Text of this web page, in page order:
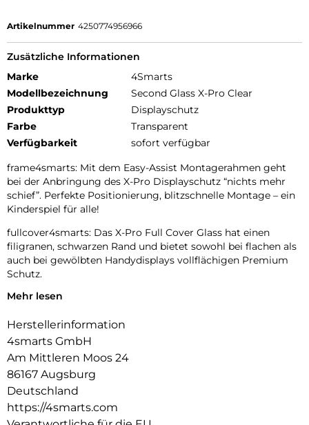
Artikelnummer 4250774956966
Zusätzliche Informationen
Marke
4Smarts
Modellbezeichnung
Second Glass X-Pro Clear
Produkttyp
Displayschutz
Farbe
Transparent
Verfügbarkeit
sofort verfügbar
frame4smarts: Mit dem Easy-Assist Montagerahmen geht
bei der Anbringung des X-Pro Displayschutz “nichts mehr
schief”. Perfekte Positionierung, blitzschnelle Montage – ein
Kinderspiel für alle!
fullcover4smarts: Das X-Pro Full Cover Glass hat einen
filigranen, schwarzen Rand und bietet sowohl bei flachen als
auch bei gewölbten Handydisplays vollflächigen Premium
Schutz.
quality4smarts: Spezielle Härtung und sorgfältige
hervorragende Haltbarkeit und angenehme Haptik an den
Rändern. Die oleophobe Oberfläche des Echtglases gibt
Verschmutzungen keine Chance sich dauerhaft auf dem
Anforderungen auch im gewerblichen Einsatz wie. z.B.
Handel, Industrie, Handwerk, sowie Behörden und andere
B2B-Projekte. Das Hochleistungsadhäsiv sorgt für
blasenfreien und festen Sitz auf dem Display und ist bei
Mehr lesen
Herstellerinformation
4smarts GmbH
Am Mittleren Moos 24
86167 Augsburg
Deutschland
https://4smarts.com